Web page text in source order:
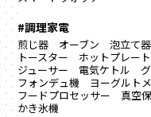
#調理家電
煎じ器 オーブン 泡立て器
トースター
ホットプレート
ジューサー
電気ケトル
フォンデュ機
ヨーグルト
フードプロセッサー
真空
かき氷機